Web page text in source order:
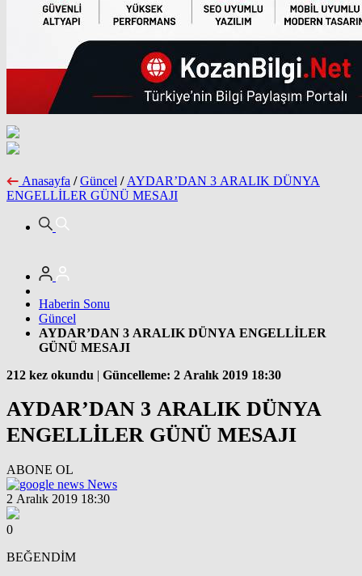
Anasayfa / Güncel / AYDAR’DAN 3 ARALIK DÜNYA
ENGELLİLER GÜNÜ MESAJI
Haberin Sonu
Güncel
AYDAR’DAN 3 ARALIK DÜNYA ENGELLİLER
GÜNÜ MESAJI
212 kez okundu | Güncelleme: 2 Aralık 2019 18:30
AYDAR’DAN 3 ARALIK DÜNYA
ENGELLİLER GÜNÜ MESAJI
ABONE OL
News
2 Aralık 2019 18:30
0
BEĞENDİM